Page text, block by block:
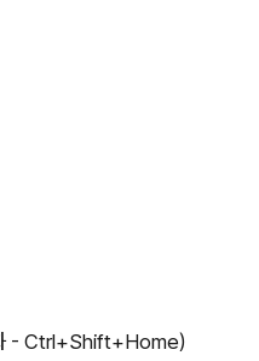
- Ctrl+Shift+Home)